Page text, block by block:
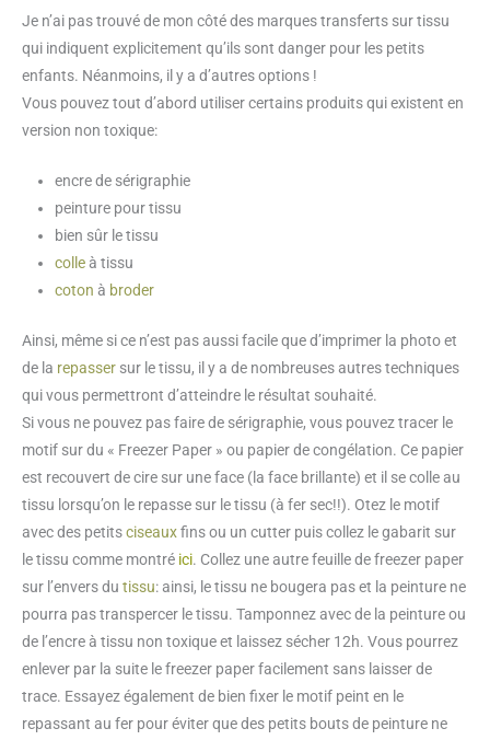
Je n’ai pas trouvé de mon côté des marques transferts sur tissu
qui indiquent explicitement qu’ils sont danger pour les petits
enfants. Néanmoins, il y a d’autres options !
Vous pouvez tout d’abord utiliser certains produits qui existent en
version non toxique:
encre de sérigraphie
peinture pour tissu
bien sûr le tissu
colleà tissu
coton à broder
Ainsi, même si ce n’est pas aussi facile que d’imprimer la photo et
de la repasser sur le tissu, il y a de nombreuses autres techniques
qui vous permettront d’atteindre le résultat souhaité.
Si vous ne pouvez pas faire de sérigraphie, vous pouvez tracer le
motif sur du « Freezer Paper » ou papier de congélation. Ce papier
est recouvert de cire sur une face (la face brillante) et il se colle au
tissu lorsqu’on le repasse sur le tissu (à fer sec!!). Otez le motif
avec des petitsciseauxfins ou un cutter puis collez le gabarit sur
le tissu comme montré ici. Collez une autre feuille de freezer paper
sur l’envers du tissu: ainsi, le tissu ne bougera pas et la peinture ne
pourra pas transpercer le tissu. Tamponnez avec de la peinture ou
de l’encre à tissu non toxique et laissez sécher 12h. Vous pourrez
enlever par la suite le freezer paper facilement sans laisser de
trace. Essayez également de bien fixer le motif peint en le
repassant au fer pour éviter que des petits bouts de peinture ne